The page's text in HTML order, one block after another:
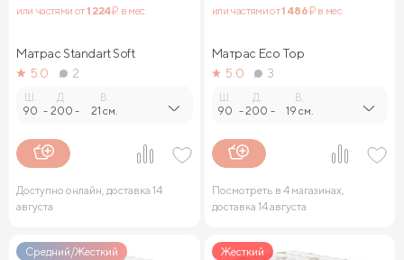
или частями от1 224₽ в мес.
Матрас Standart Soft
5.0
2
90 -
Д.
200 -
В.
21 см.
Доступно онлайн, доставка 14
августа
или частями от1 486₽ в мес.
Матрас Eco Top
5.0
3
90 -
Д.
200 -
В.
19 см.
Посмотреть в 4 магазинах,
доставка 14 августа
Средний/Жесткий
Жесткий